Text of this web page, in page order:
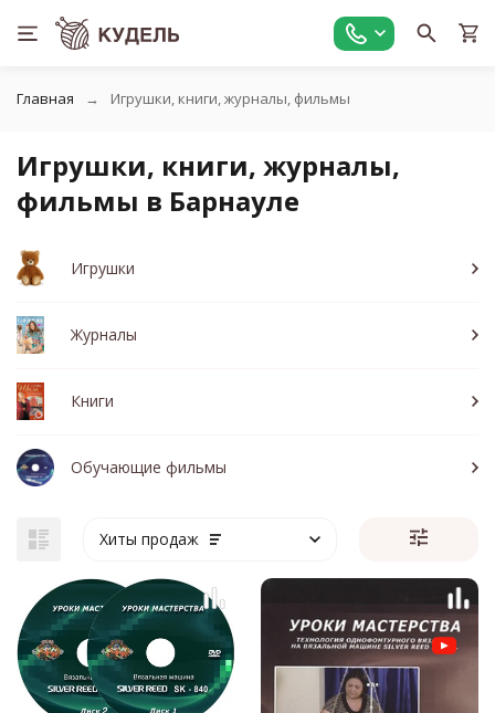
Главная Игрушки, книги, журналы, фильмы
Игрушки, книги, журналы,
фильмы в Барнауле
Игрушки
Журналы
Книги
Обучающие фильмы
Хиты продаж